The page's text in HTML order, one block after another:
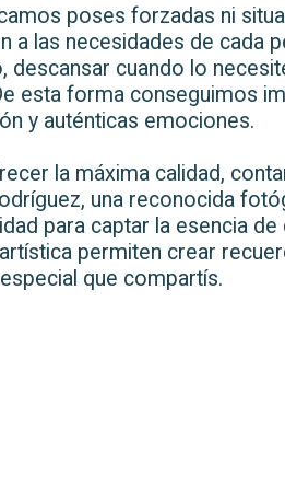
poses forzadas ni
a las necesidades de cada
descansar cuando lo
esta forma conseguimos
y auténticas emociones.
la máxima calidad,
una reconocida
para captar la esencia
permiten crear
que compartís.